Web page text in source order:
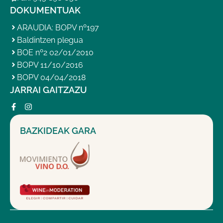
DOKUMENTUAK
ARAUDIA: BOPV nº197
Baldintzen plegua
BOE nº2 02/01/2010
BOPV 11/10/2016
BOPV 04/04/2018
JARRAI GAITZAZU
BAZKIDEAK GARA